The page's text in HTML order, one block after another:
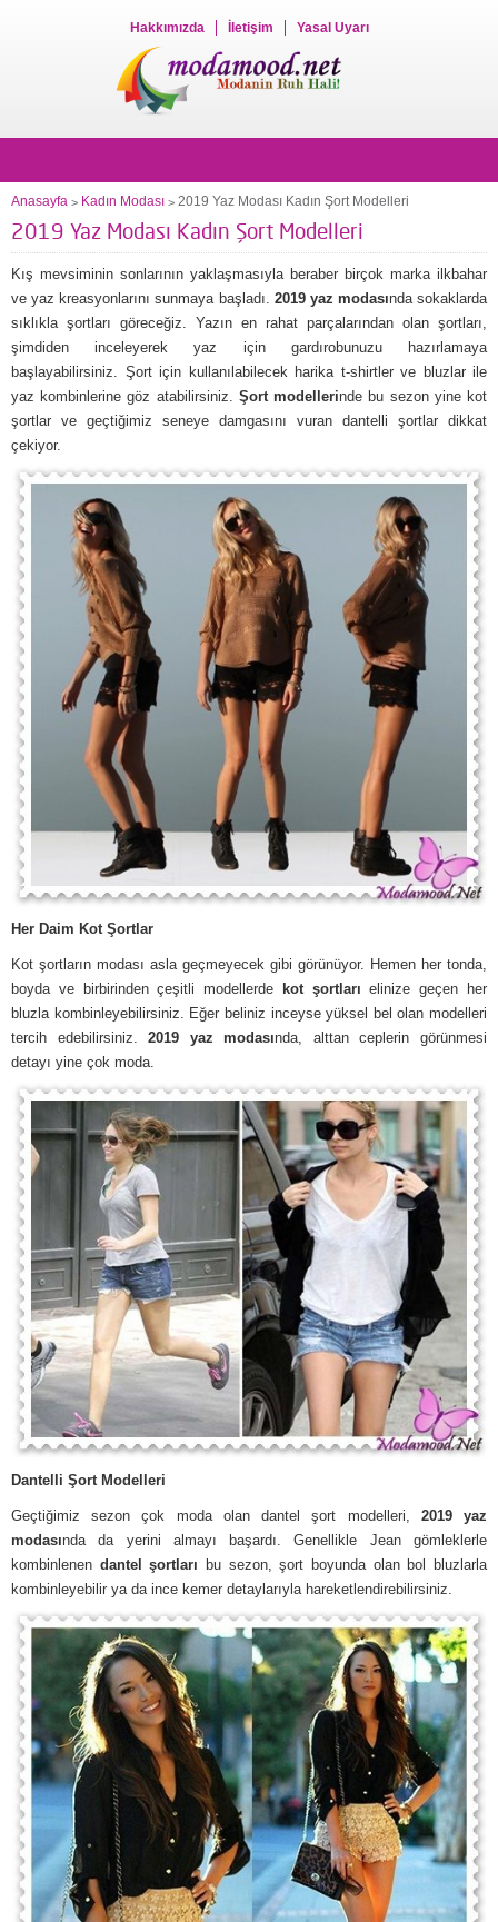
Hakkımızda İletişim Yasal Uyarı
Anasayfa > Kadın Modası > 2019 Yaz Modası Kadın Şort Modelleri
2019 Yaz Modası Kadın Şort Modelleri
Kış mevsiminin sonlarının yaklaşmasıyla beraber birçok marka ilkbahar
ve yaz kreasyonlarını sunmaya başladı. 2019 yaz modasında sokaklarda
sıklıkla şortları göreceğiz. Yazın en rahat parçalarından olan şortları,
şimdiden inceleyerek yaz için gardırobunuzu hazırlamaya
başlayabilirsiniz. Şort için kullanılabilecek harika t-shirtler ve bluzlar ile
yaz kombinlerine göz atabilirsiniz. Şort modellerinde bu sezon yine kot
şortlar ve geçtiğimiz seneye damgasını vuran dantelli şortlar dikkat
çekiyor.
Her Daim Kot Şortlar
Kot şortların modası asla geçmeyecek gibi görünüyor. Hemen her tonda,
boyda ve birbirinden çeşitli modellerde kot şortları elinize geçen her
bluzla kombinleyebilirsiniz. Eğer beliniz inceyse yüksel bel olan modelleri
tercih edebilirsiniz.2019 yaz modasında, alttan ceplerin görünmesi
detayı yine çok moda.
Dantelli Şort Modelleri
Geçtiğimiz sezon çok moda olan dantel şort modelleri, 2019 yaz
modasında da yerini almayı başardı. Genellikle Jean gömleklerle
kombinlenen dantel şortları bu sezon, şort boyunda olan bol bluzlarla
kombinleyebilir ya da ince kemer detaylarıyla hareketlendirebilirsiniz.